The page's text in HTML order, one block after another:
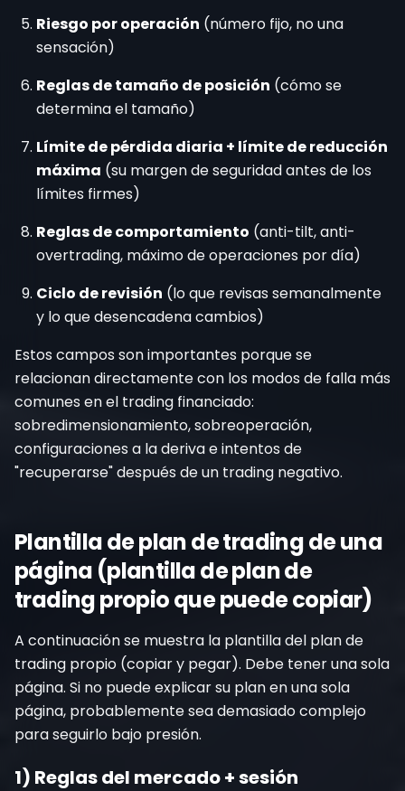
Riesgo por operación (número fijo, no una
sensación)
Reglas de tamaño de posición (cómo se
determina el tamaño)
Límite de pérdida diaria + límite de reducción
máxima (su margen de seguridad antes de los
límites firmes)
Reglas de comportamiento (anti-tilt, anti-
overtrading, máximo de operaciones por día)
Ciclo de revisión (lo que revisas semanalmente
y lo que desencadena cambios)
Estos campos son importantes porque se
relacionan directamente con los modos de falla más
comunes en el trading financiado:
sobredimensionamiento, sobreoperación,
configuraciones a la deriva e intentos de
"recuperarse" después de un trading negativo.
Plantilla de plan de trading de una
página (plantilla de plan de
trading propio que puede copiar)
A continuación se muestra la plantilla del plan de
trading propio (copiar y pegar). Debe tener una sola
página. Si no puede explicar su plan en una sola
página, probablemente sea demasiado complejo
para seguirlo bajo presión.
1) Reglas del mercado + sesión